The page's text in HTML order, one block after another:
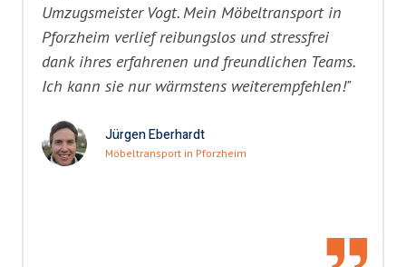
Umzugsmeister Vogt. Mein Möbeltransport in
Pforzheim verlief reibungslos und stressfrei
dank ihres erfahrenen und freundlichen Teams.
Ich kann sie nur wärmstens weiterempfehlen!"
Jürgen Eberhardt
Möbeltransport in Pforzheim